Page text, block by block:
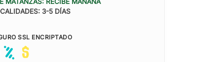
3-5 DÍAS
SSL ENCRIPTADO